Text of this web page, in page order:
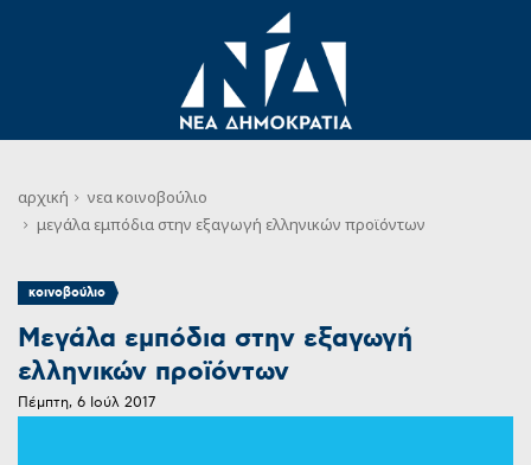
αρχική νεακοινοβούλιο
μεγάλα εμπόδια στην εξαγωγή ελληνικών προϊόντων
κοινοβούλιο
Μεγάλα εμπόδια στην εξαγωγή
ελληνικών προϊόντων
Πέμπτη, 6 Ιούλ 2017